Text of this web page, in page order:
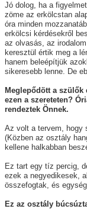
Jó dolog, ha a
zöme az erkölcstan
óra minden
erkölcsi kérdésekről
az olvasás, az
keresztül értik meg a
hanem beleépítjük
sikeresebb lenne. De
Meglepődött a szülők
ezen a szereteten?
rendeztek Önnek.
Az volt a tervem, hogy
(Közben az osztály
kellene halkabban
Ez tart egy tíz percig,
ezek a negyedikesek,
összefogtak, és
Ez az osztály